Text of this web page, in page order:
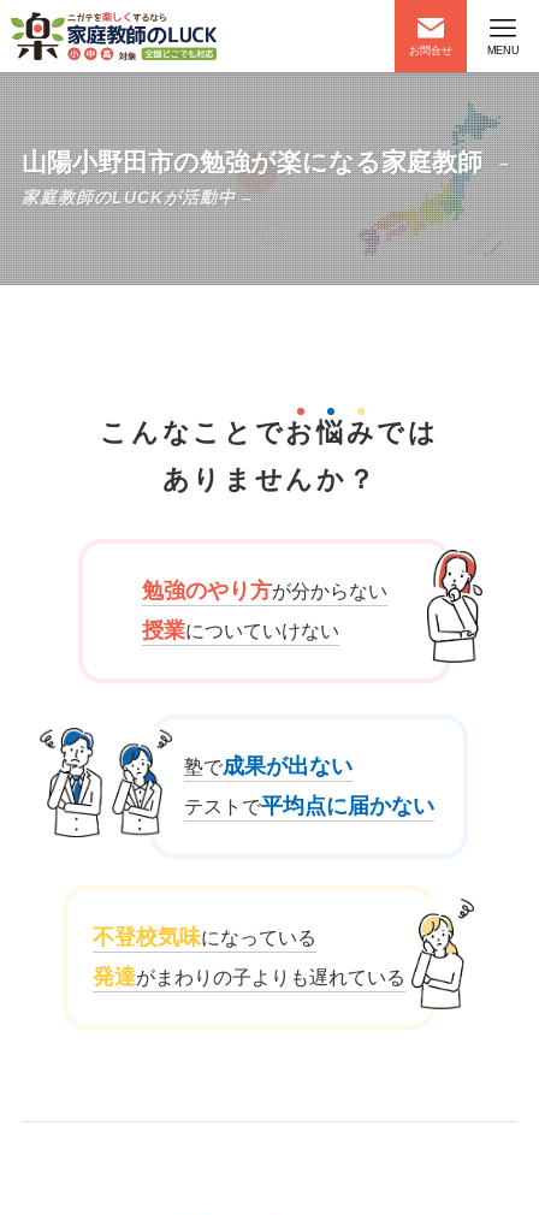
お問合せ MENU
山陽小野田市の勉強が楽になる家庭教師
–
家庭教師のLUCKが活動中 –
こんなことでお悩みでは
ありませんか？
勉強のやり方が分からない
授業についていけない
塾で成果が出ない
テストで平均点に届かない
不登校気味になっている
発達がまわりの子よりも遅れている